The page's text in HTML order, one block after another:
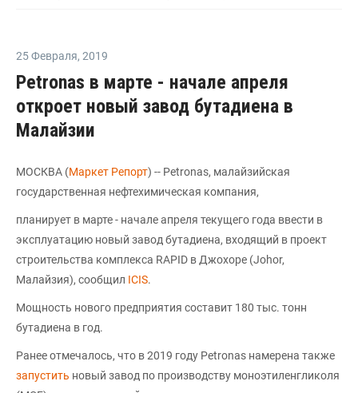
25 Февраля, 2019
Petronas в марте - начале апреля
откроет новый завод бутадиена в
Малайзии
МОСКВА (Маркет Репорт) -- Petronas, малайзийская
государственная нефтехимическая компания,
планирует в марте - начале апреля текущего года ввести в
эксплуатацию новый завод бутадиена, входящий в проект
строительства комплекса RAPID в Джохоре (Johor,
Малайзия), сообщил ICIS.
Мощность нового предприятия составит 180 тыс. тонн
бутадиена в год.
Ранее отмечалось, что в 2019 году Petronas намерена также
запустить новый завод по производству моноэтиленгликоля